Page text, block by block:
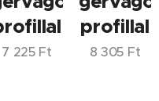
7 225Ft
profillal
8 305 Ft